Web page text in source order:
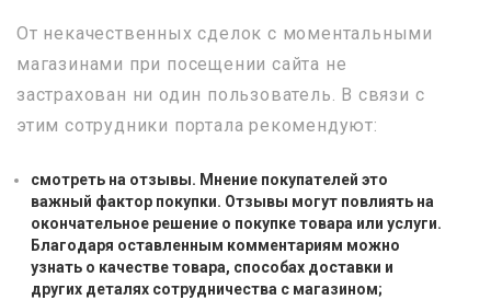
От некачественных сделок с моментальными
магазинами при посещении сайта не
застрахован ни один пользователь. В связи с
этим сотрудники портала рекомендуют:
смотреть на отзывы. Мнение покупателей это
важный фактор покупки. Отзывы могут повлиять на
окончательное решение о покупке товара или услуги.
Благодаря оставленным комментариям можно
узнать о качестве товара, способах доставки и
других деталях сотрудничества с магазином;